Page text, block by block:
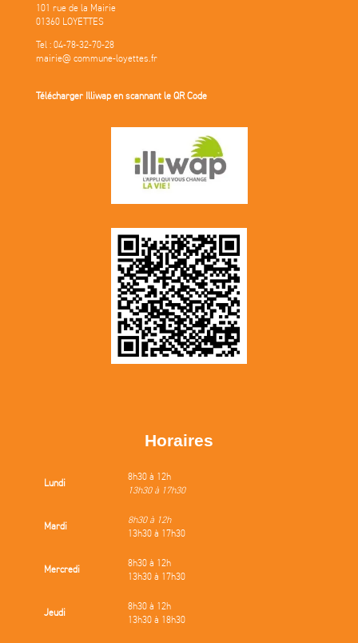
101 rue de la Mairie
01360 LOYETTES
Tel : 04-78-32-70-28
mairie@ commune-loyettes.fr
Télécharger Illiwap en scannant le QR Code
Horaires
Lundi
8h30 à 12h
13h30 à 17h30
Mardi
8h30 à 12h
13h30 à 17h30
Mercredi
8h30 à 12h
13h30 à 17h30
Jeudi
8h30 à 12h
13h30 à 18h30